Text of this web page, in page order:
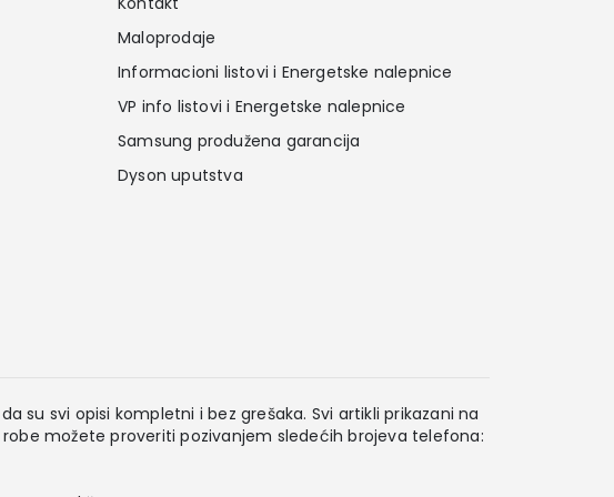
Maloprodaje
Informacioni listovi i Energetske nalepnice
VP info listovi i Energetske nalepnice
Samsung produžena garancija
Dyson uputstva
su svi opisi kompletni i bez grešaka. Svi artikli prikazani na
možete proveriti pozivanjem sledećih brojeva telefona: